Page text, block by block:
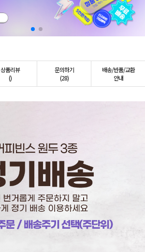
상품리뷰
()
문의하기
(28)
배송/반품/교환
안내